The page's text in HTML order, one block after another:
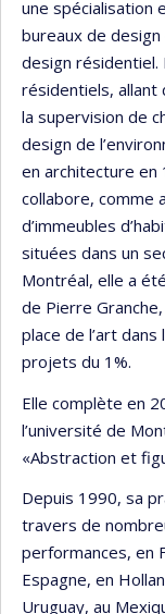
une spécialisation
bureaux de
design
résidentiels, allant
la supervision de
design de
en architecture
collabore, comme
d’immeubles
situées dans un
Montréal, elle a
de Pierre
place de l’art
projets du 1%.
Elle complète en
l’université de
«Abstraction et
Depuis 1990, sa
travers de
performances, en
Espagne, en
Uruguay, au